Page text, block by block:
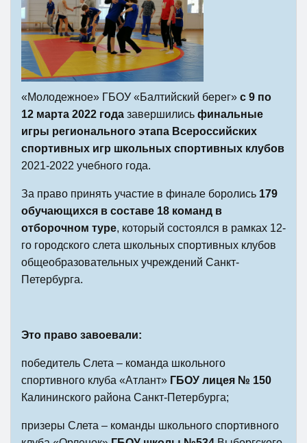
«Молодежное» ГБОУ «Балтийский берег» с 9 по
12 марта 2022 года завершились финальные
игры регионального этапа Всероссийских
спортивных игр школьных спортивных клубов
2021-2022 учебного года.
За право принять участие в финале боролись 179
обучающихся в составе 18 команд в
отборочном туре, который состоялся в рамках 12-
го городского слета школьных спортивных клубов
общеобразовательных учреждений Санкт-
Петербурга.
Это право завоевали:
победитель Слета – команда школьного
спортивного клуба «Атлант» ГБОУ лицея № 150
Калининского района Санкт-Петербурга;
призеры Слета – команды школьного спортивного